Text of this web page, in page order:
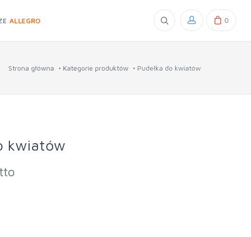
ALLEGRO 0
Strona główna Kategorie produktów Pudełka do kwiatów
kwiatów